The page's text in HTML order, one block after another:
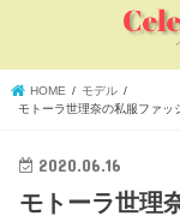
HOME
モデル
モトーラ世理奈の私服ファッ
2020.06.16
モトーラ世理